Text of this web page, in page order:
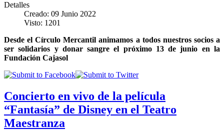
Detalles
Creado: 09 Junio 2022
Visto: 1201
Desde el Círculo Mercantil animamos a todos nuestros socios a
ser solidarios y donar sangre el próximo 13 de junio en la
Fundación Cajasol
Concierto en vivo de la película
“Fantasía” de Disney en el Teatro
Maestranza